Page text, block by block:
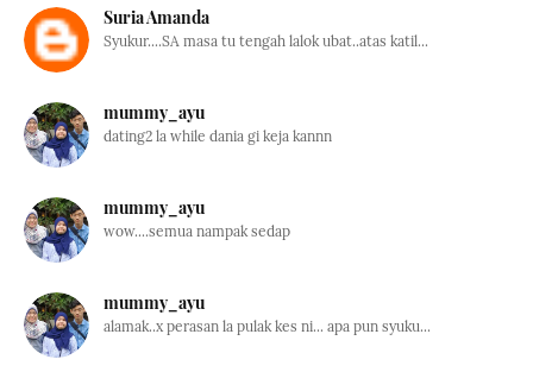
Suria Amanda
Syukur....SA masa tu tengah lalok ubat..atas katil...
mummy_ayu
dating2 la while dania gi keja kannn
mummy_ayu
wow....semua nampak sedap
mummy_ayu
alamak..x perasan la pulak kes ni... apa pun syuku...